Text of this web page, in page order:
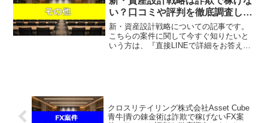
い？口コミや評判を徹底調査しま
した！
新・資産設計戦略についての記事です。
こちらの案件に関して今すぐ知りたいと
いう方は、『直接LINEで詳細をお答えし
クロスリテイリング株式会社Asset Cube
青牛|青の錬金術は詐欺で稼げないFX案